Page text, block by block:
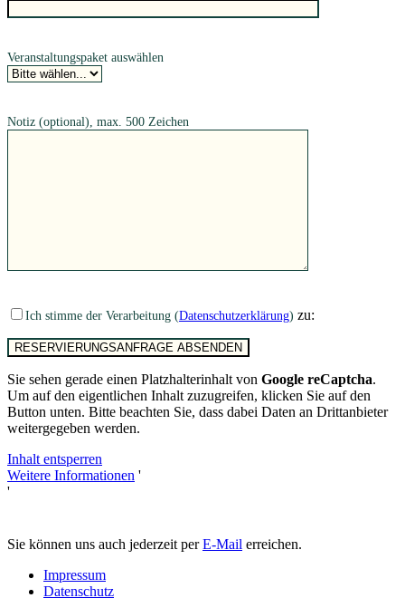
Veranstaltungspaket auswählen
Notiz (optional), max. 500 Zeichen
Ich stimme der Verarbeitung (Datenschutzerklärung) zu:
Sie sehen gerade einen Platzhalterinhalt von Google reCaptcha.
Um auf den eigentlichen Inhalt zuzugreifen, klicken Sie auf den
Button unten. Bitte beachten Sie, dass dabei Daten an Drittanbieter
weitergegeben werden.
Inhalt entsperren
Weitere Informationen '
'
Sie können uns auch jederzeit perE-Mail erreichen.
Impressum
Datenschutz